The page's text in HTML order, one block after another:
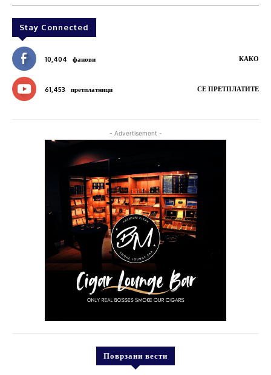
Stay Connected
10,404 фанови КАКО
61,453 претплатници СЕ ПРЕТПЛАТИТЕ
- Advertisement -
Поврзани вести